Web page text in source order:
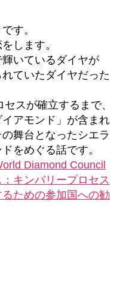
す。
します。
いているダイヤが
ていたダイヤだった
スが確立するまで、
アモンド」が含まれ
舞台となったシエラ
をめぐる話です。
Diamond Council
キンバリープロセス
ための参加国への勧